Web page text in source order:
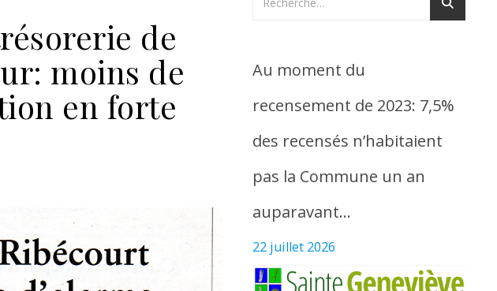
de
moins de
en forte
Au moment du
recensement de 2023: 7,5%
des recensés n’habitaient
pas la Commune un an
auparavant…
22 juillet 2026